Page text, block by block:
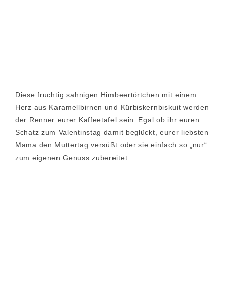
Diese fruchtig sahnigen Himbeertörtchen mit einem
Herz aus Karamellbirnen und Kürbiskernbiskuit werden
der Renner eurer Kaffeetafel sein. Egal ob ihr euren
Schatz zum Valentinstag damit beglückt, eurer liebsten
Mama den Muttertag versüßt oder sie einfach so „nur“
zum eigenen Genuss zubereitet.